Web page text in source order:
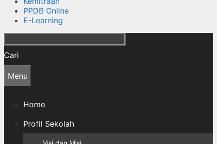
PPDB Online
E-Learning
Cari
Menu
Home
Profil Sekolah